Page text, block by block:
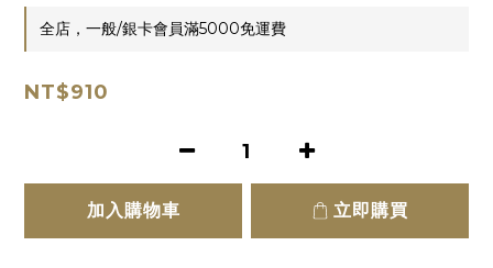
全店，一般/銀卡會員滿5000免運費
NT$910
加入購物車 立即購買